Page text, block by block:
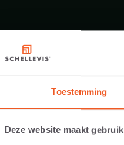
Toestemming
Deze website maakt